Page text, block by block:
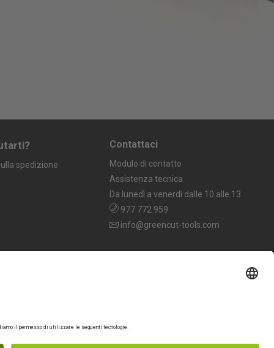
spedizione
Contattaci
Modulo di contatto
Assistenza tecnica
Da lunedì a venerdì dalle 10 alle 13
977 772 959
info@greencut-tools.com